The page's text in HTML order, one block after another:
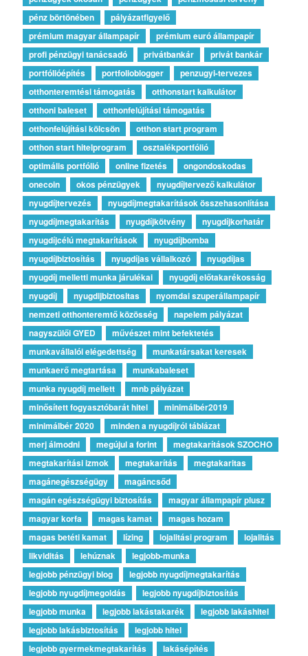
pénz börtönében
pályázatfigyelő
prémium magyar állampapír
prémium euró állampapír
profi pénzügyi tanácsadó
privátbankár
privát bankár
portfólióépítés
portfolioblogger
penzugyi-tervezes
otthonteremtési támogatás
otthonstart kalkulátor
otthoni baleset
otthonfelújítási támogatás
otthonfelújítási kölcsön
otthon start program
otthon start hitelprogram
osztalékportfólió
optimális portfólió
online fizetés
ongondoskodas
onecoin
okos pénzügyek
nyugdíjtervező kalkulátor
nyugdíjtervezés
nyugdíjmegtakarítások összehasonlítása
nyugdíjmegtakarítás
nyugdíjkötvény
nyugdíjkorhatár
nyugdíjcélú megtakarítások
nyugdíjbomba
nyugdíjbiztosítás
nyugdíjas vállalkozó
nyugdíjas
nyugdíj melletti munka járulékai
nyugdíj előtakarékosság
nyugdíj
nyugdijbiztositas
nyomdai szuperállampapír
nemzeti otthonteremtő közösség
napelem pályázat
nagyszülői GYED
művészet mint befektetés
munkavállalói elégedettség
munkatársakat keresek
munkaerő megtartása
munkabaleset
munka nyugdíj mellett
mnb pályázat
minősített fogyasztóbarát hitel
minimálbér2019
minimálbér 2020
minden a nyugdíjról táblázat
merj álmodni
megújul a forint
megtakarítások SZOCHO
megtakarítási izmok
megtakarítás
megtakaritas
magánegészségügy
magáncsőd
magán egészségügyi biztosítás
magyar állampapír plusz
magyar korfa
magas kamat
magas hozam
magas betéti kamat
lízing lojalitási program
lojalitás
likviditás
lehúznak
legjobb-munka
legjobb pénzügyi blog
legjobb nyugdíjmegtakarítás
legjobb nyugdíjmegoldás
legjobb nyugdíjbiztosítás
legjobb munka
legjobb lakástakarék
legjobb lakáshitel
legjobb lakásbiztosítás
legjobb hitel
legjobb gyermekmegtakarítás
lakásépítés